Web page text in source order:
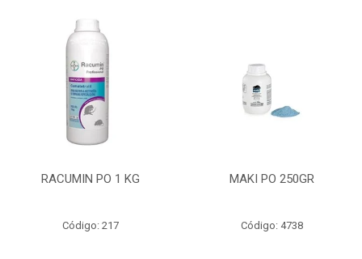
RACUMIN PO 1 KG
Código: 217
MAKI PO 250GR
Código: 4738